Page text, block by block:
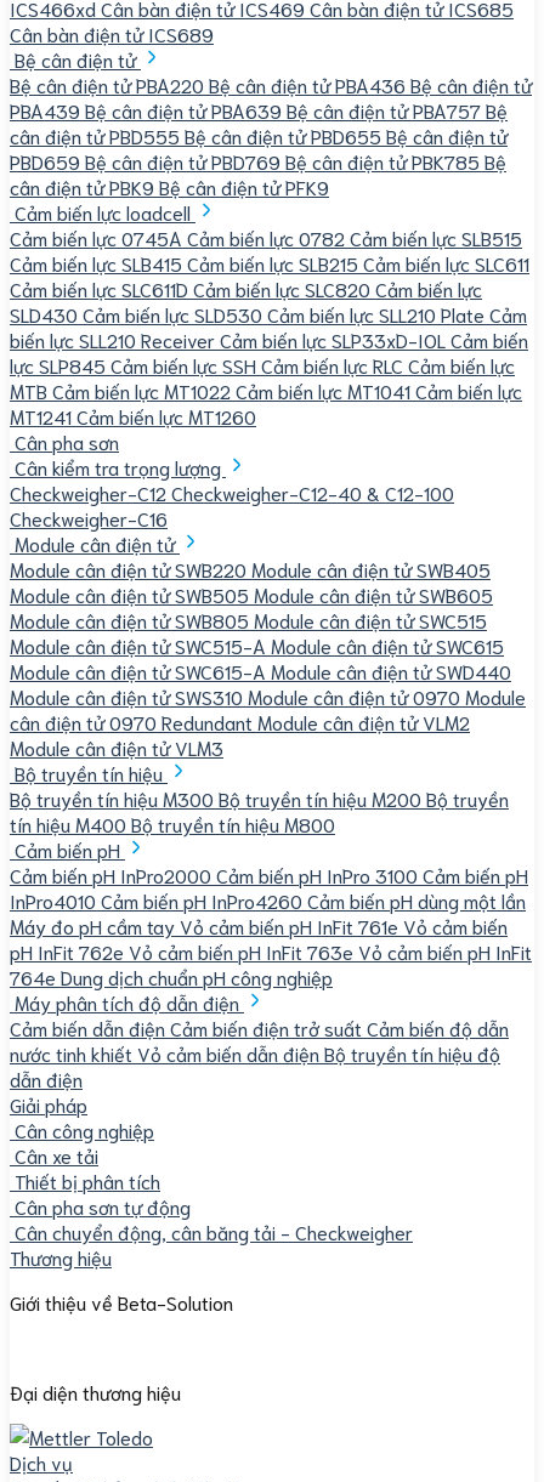
ICS466xd Cân bàn điện tử ICS469 Cân bàn điện tử ICS685
Cân bàn điện tử ICS689
Bệ cân điện tử
Bệ cân điện tử PBA220 Bệ cân điện tử PBA436 Bệ cân điện tử
PBA439 Bệ cân điện tử PBA639 Bệ cân điện tử PBA757Bệ
cân điện tử PBD555 Bệ cân điện tử PBD655 Bệ cân điện tử
PBD659 Bệ cân điện tử PBD769 Bệ cân điện tử PBK785 Bệ
cân điện tử PBK9 Bệ cân điện tử PFK9
Cảm biến lực loadcell
Cảm biến lực 0745A Cảm biến lực 0782 Cảm biến lực SLB515
Cảm biến lực SLB415 Cảm biến lực SLB215 Cảm biến lực SLC611
Cảm biến lực SLC611D Cảm biến lực SLC820 Cảm biến lực
SLD430 Cảm biến lực SLD530 Cảm biến lực SLL210 Plate Cảm
biến lực SLL210 ReceiverCảm biến lực SLP33xD-IOL Cảm biến
lực SLP845 Cảm biến lực SSH Cảm biến lực RLC Cảm biến lực
MTB Cảm biến lực MT1022 Cảm biến lực MT1041Cảm biến lực
MT1241Cảm biến lực MT1260
Cân pha sơn
Cân kiểm tra trọng lượng
Checkweigher-C12 Checkweigher-C12-40 & C12-100
Checkweigher-C16
Module cân điện tử
Module cân điện tử SWB220 Module cân điện tử SWB405
Module cân điện tử SWB505 Module cân điện tử SWB605
Module cân điện tử SWB805 Module cân điện tử SWC515
Module cân điện tử SWC515-A Module cân điện tử SWC615
Module cân điện tử SWC615-A Module cân điện tử SWD440
Module cân điện tử SWS310 Module cân điện tử 0970 Module
cân điện tử 0970 Redundant Module cân điện tử VLM2
Module cân điện tử VLM3
Bộ truyền tín hiệu
Bộ truyền tín hiệu M300 Bộ truyền tín hiệu M200 Bộ truyền
tín hiệu M400 Bộ truyền tín hiệu M800
Cảm biến pH
Cảm biến pH InPro2000 Cảm biến pH InPro 3100 Cảm biến pH
InPro4010 Cảm biến pH InPro4260 Cảm biến pH dùng một lần
Máy đo pH cầm tay Vỏ cảm biến pH InFit 761e Vỏ cảm biến
pH InFit 762e Vỏ cảm biến pH InFit 763e Vỏ cảm biến pH InFit
764e Dung dịch chuẩn pH công nghiệp
Máy phân tích độ dẫn điện
Cảm biến dẫn điện Cảm biến điện trở suất Cảm biến độ dẫn
nước tinh khiết Vỏ cảm biến dẫn điện Bộ truyền tín hiệu độ
dẫn điện
Giải pháp
Cân công nghiệp
Cân xe tải
Thiết bị phân tích
Cân pha sơn tự động
Cân chuyển động, cân băng tải - Checkweigher
Thương hiệu
Giới thiệu về Beta-Solution
Đại diện thương hiệu
Dịch vụ